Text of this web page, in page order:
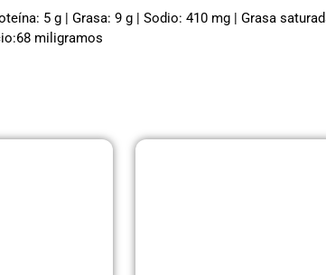
5 g | Grasa: 9 g | Sodio: 410 mg | Grasa
miligramos
PáginaPáginaPágina